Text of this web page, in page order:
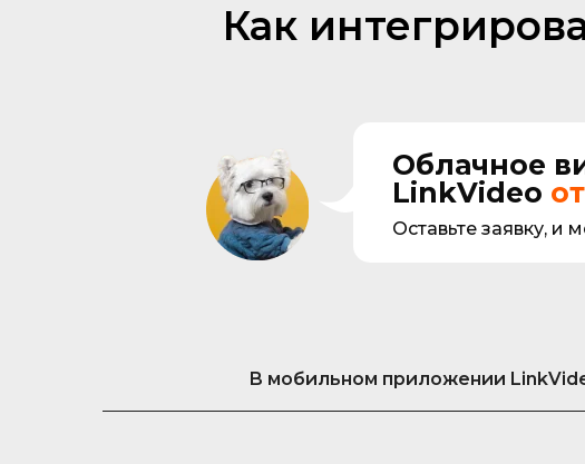
Как
Облачное
LinkVideo
Оставьте заявку,
В мобильном приложении